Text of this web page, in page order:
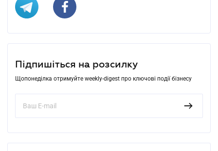
Підпишіться на розсилку
Щопонеділка отримуйте weekly-digest про ключові події бізнесу